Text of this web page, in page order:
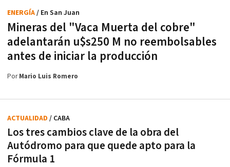
Mineras del "Vaca Muerta del cobre"
adelantarán u$s250 M no reembolsables
antes de iniciar la producción
ENERGÍA/ En San Juan
PorMario Luis Romero
Los tres cambios clave de la obra del
Autódromo para que quede apto para la
Fórmula 1
ACTUALIDAD / CABA